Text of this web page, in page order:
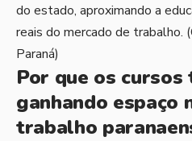
do estado, aproximando a
reais do mercado de trabalho. (
Paraná)
Por que os
ganhando espaço
trabalho